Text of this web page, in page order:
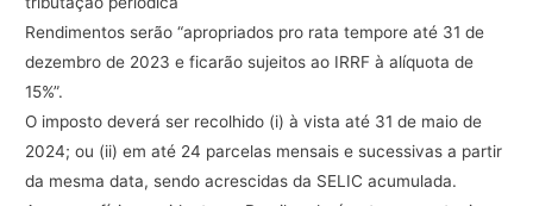
Rendimentos serão “apropriados pro rata tempore até 31 de
dezembro de 2023 e ficarão sujeitos ao IRRF à alíquota de
15%”.
O imposto deverá ser recolhido (i) à vista até 31 de maio de
2024; ou (ii) em até 24 parcelas mensais e sucessivas a partir
da mesma data, sendo acrescidas da SELIC acumulada.